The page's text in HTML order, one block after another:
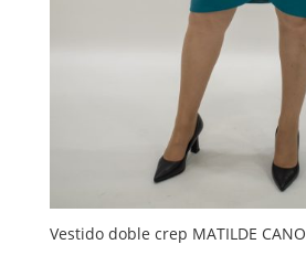
Vestido doble crep MATILDE CANO